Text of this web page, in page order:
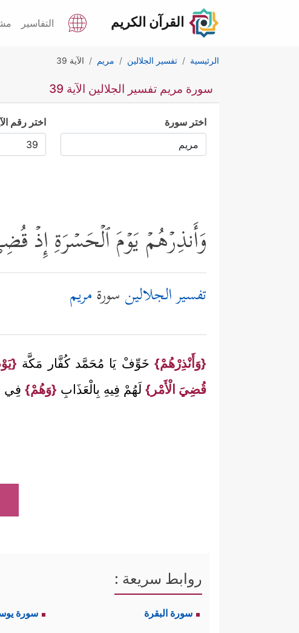
القرآن الكريم التفاسير
الرئيسية تفسير الجلالين مريم الآية 39
سورة مريم تفسير الجلالين الآية 39
اختر سورة اختر رقم
وَأَنذِرۡهُمۡ یَوۡمَ ٱلۡحَسۡرَةِ إِذۡ
تفسير الجلالين سورةمريم
{وَأَنْذِرْهُمْ}خَوِّفْ يَا مُحَمَّد كُفَّار مَكَّة
قُضِيَ الْأَمْر} لَهُمْ فِيهِ بِالْعَذَابِ {وَهُمْ} فِي
روابط سريعة :
سورة البقرة سورة